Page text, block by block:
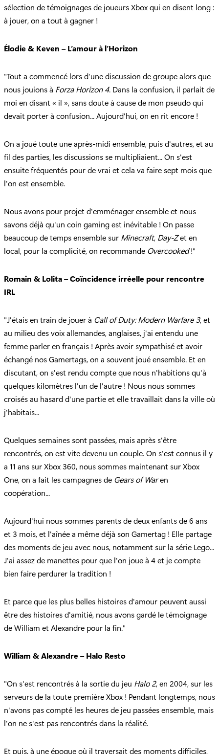
sélection de témoignages de joueurs Xbox qui en disent long :
à jouer, on a tout à gagner !
Élodie & Keven – L’amour à l’Horizon
"Tout a commencé lors d'une discussion de groupe alors que
nous jouions à Forza Horizon 4. Dans la confusion, il parlait de
moi en disant « il », sans doute à cause de mon pseudo qui
devait porter à confusion... Aujourd'hui, on en rit encore !
On a joué toute une après-midi ensemble, puis d'autres, et au
fil des parties, les discussions se multipliaient... On s'est
ensuite fréquentés pour de vrai et cela va faire sept mois que
l'on est ensemble.
Nous avons pour projet d'emménager ensemble et nous
savons déjà qu'un coin gaming est inévitable ! On passe
beaucoup de temps ensemble sur Minecraft, Day-Zet en
local, pour la complicité, on recommande Overcooked!"
Romain & Lolita – Coïncidence irréelle pour rencontre
IRL
"J'étais en train de jouer à Call of Duty: Modern Warfare 3, et
au milieu des voix allemandes, anglaises, j'ai entendu une
femme parler en français ! Après avoir sympathisé et avoir
échangé nos Gamertags, on a souvent joué ensemble. Et en
discutant, on s'est rendu compte que nous n'habitions qu'à
quelques kilomètres l'un de l'autre ! Nous nous sommes
croisés au hasard d'une partie et elle travaillait dans la ville où
j'habitais...
Quelques semaines sont passées, mais après s'être
rencontrés, on est vite devenu un couple. On s'est connus il y
a 11 ans sur Xbox 360, nous sommes maintenant sur Xbox
One, on a fait les campagnes de Gears of Waren
coopération...
Aujourd'hui nous sommes parents de deux enfants de 6 ans
et 3 mois, et l'aînée a même déjà son Gamertag ! Elle partage
des moments de jeu avec nous, notamment sur la série Lego...
J'ai assez de manettes pour que l'on joue à 4 et je compte
bien faire perdurer la tradition !
Et parce que les plus belles histoires d'amour peuvent aussi
être des histoires d'amitié, nous avons gardé le témoignage
de William et Alexandre pour la fin."
William & Alexandre – Halo Resto
"On s'est rencontrés à la sortie du jeu Halo 2, en 2004, sur les
serveurs de la toute première Xbox ! Pendant longtemps, nous
n'avons pas compté les heures de jeu passées ensemble, mais
l'on ne s'est pas rencontrés dans la réalité.
Et puis, à une époque où il traversait des moments difficiles,